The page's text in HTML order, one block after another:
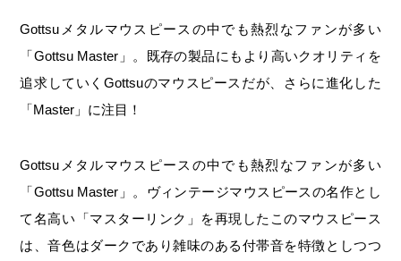
Gottsuメタルマウスピースの中でも熱烈なファンが多い
「Gottsu Master」。既存の製品にもより高いクオリティを
追求していくGottsuのマウスピースだが、さらに進化した
「Master」に注目！
Gottsuメタルマウスピースの中でも熱烈なファンが多い
「Gottsu Master」。ヴィンテージマウスピースの名作とし
て名高い「マスターリンク」を再現したこのマウスピース
は、音色はダークであり雑味のある付帯音を特徴としつつ